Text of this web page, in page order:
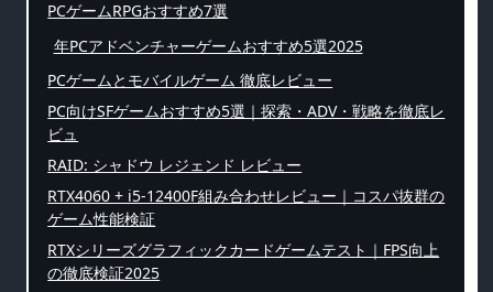
PCゲームRPGおすすめ7選
年PCアドベンチャーゲームおすすめ5選2025
PCゲームとモバイルゲーム 徹底レビュー
PC向けSFゲームおすすめ5選｜探索・ADV・戦略を徹底レ
ビュ
RAID: シャドウ レジェンド レビュー
RTX4060 + i5-12400F組み合わせレビュー｜コスパ抜群の
ゲーム性能検証
RTXシリーズグラフィックカードゲームテスト｜FPS向上
の徹底検証2025